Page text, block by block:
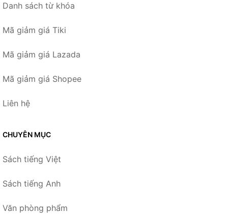
Danh sách từ khóa
Mã giảm giá Tiki
Mã giảm giá Lazada
Mã giảm giá Shopee
Liên hệ
CHUYÊN MỤC
Sách tiếng Việt
Sách tiếng Anh
Văn phòng phẩm